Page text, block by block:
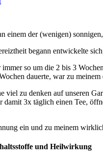
einem der (wenigen)
begann entwickelte
so um die 2 bis 3
dauerte, war zu
zu denken auf unseren
3x täglich einen Tee,
ein und zu meinem
und Heilwirkung